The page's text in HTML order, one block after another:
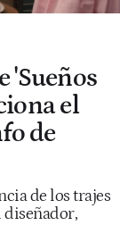
'Sueños
el
de
de los trajes
diseñador,